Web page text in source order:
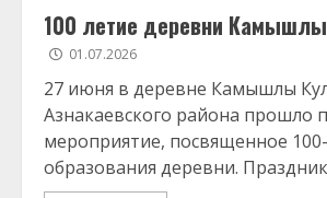
100 летие деревни
01.07.2026
27 июня в деревне Камышлы
Азнакаевского района прошло
мероприятие, посвященное
образования деревни.